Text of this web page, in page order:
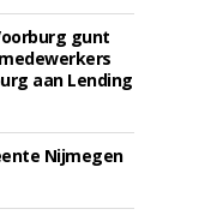
gunt
aan Lending
Nijmegen